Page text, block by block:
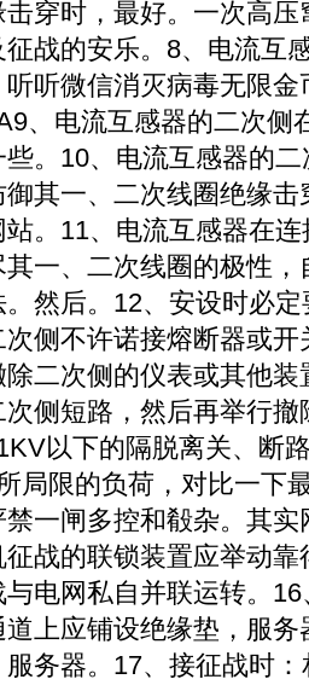
穿时，最好。一次高
战的安乐。8、电流互
听微信消灭病毒无限
、电流互感器的二次侧
。10、电流互感器的
其一、二次线圈绝缘
。11、电流互感器在
一、二次线圈的极性
然后。12、安设时必
侧不许诺接熔断器或
二次侧的仪表或其他装
侧短路，然后再举行
以下的隔脱离关、断
局限的负荷，对比一下
一闸多控和殽杂。其
战的联锁装置应举动
电网私自并联运转。
上应铺设绝缘垫，服
务器。17、接征战时